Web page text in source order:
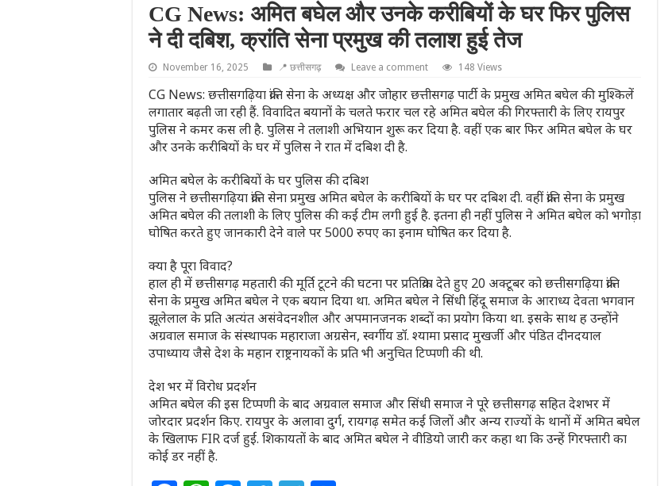
CG News: अमित बघेल और उनके करीबियों के घर फिर पुलिस
ने दी दबिश, क्रांति सेना प्रमुख की तलाश हुई तेज
November 16, 2025 📍 छत्तीसगढ़ Leave a comment 148 Views
CG News: छत्तीसगढ़िया क्रांति सेना के अध्यक्ष और जोहार छत्तीसगढ़ पार्टी के प्रमुख अमित बघेल की मुश्किलें
लगातार बढ़ती जा रही हैं. विवादित बयानों के चलते फरार चल रहे अमित बघेल की गिरफ्तारी के लिए रायपुर
पुलिस ने कमर कस ली है. पुलिस ने तलाशी अभियान शुरू कर दिया है. वहीं एक बार फिर अमित बघेल के घर
और उनके करीबियों के घर में पुलिस ने रात में दबिश दी है.
अमित बघेल के करीबियों के घर पुलिस की दबिश
पुलिस ने छत्तीसगढ़िया क्रांति सेना प्रमुख अमित बघेल के करीबियों के घर पर दबिश दी. वहीं क्रांति सेना के प्रमुख
अमित बघेल की तलाशी के लिए पुलिस की कई टीम लगी हुई है. इतना ही नहीं पुलिस ने अमित बघेल को भगोड़ा
घोषित करते हुए जानकारी देने वाले पर 5000 रुपए का इनाम घोषित कर दिया है.
क्या है पूरा विवाद?
हाल ही में छत्तीसगढ़ महतारी की मूर्ति टूटने की घटना पर प्रतिक्रिया देते हुए 20 अक्टूबर को छत्तीसगढ़िया क्रांति
सेना के प्रमुख अमित बघेल ने एक बयान दिया था. अमित बघेल ने सिंधी हिंदू समाज के आराध्य देवता भगवान
झूलेलाल के प्रति अत्यंत असंवेदनशील और अपमानजनक शब्दों का प्रयोग किया था. इसके साथ ह उन्होंने
अग्रवाल समाज के संस्थापक महाराजा अग्रसेन, स्वर्गीय डॉ. श्यामा प्रसाद मुखर्जी और पंडित दीनदयाल
उपाध्याय जैसे देश के महान राष्ट्रनायकों के प्रति भी अनुचित टिप्पणी की थी.
देश भर में विरोध प्रदर्शन
अमित बघेल की इस टिप्पणी के बाद अग्रवाल समाज और सिंधी समाज ने पूरे छत्तीसगढ़ सहित देशभर में
जोरदार प्रदर्शन किए. रायपुर के अलावा दुर्ग, रायगढ़ समेत कई जिलों और अन्य राज्यों के थानों में अमित बघेल
के खिलाफ FIR दर्ज हुईं. शिकायतों के बाद अमित बघेल ने वीडियो जारी कर कहा था कि उन्हें गिरफ्तारी का
कोई डर नहीं है.